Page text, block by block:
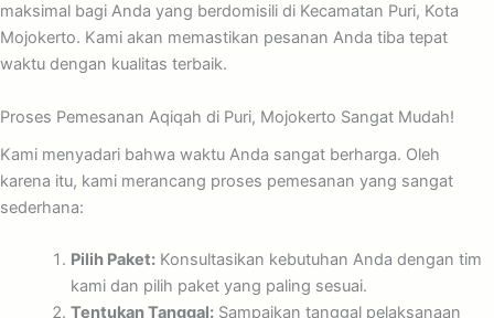
maksimal bagi Anda yang berdomisili di Kecamatan Puri, Kota
Mojokerto. Kami akan memastikan pesanan Anda tiba tepat
waktu dengan kualitas terbaik.
Proses Pemesanan Aqiqah di Puri, Mojokerto Sangat Mudah!
Kami menyadari bahwa waktu Anda sangat berharga. Oleh
karena itu, kami merancang proses pemesanan yang sangat
sederhana:
Pilih Paket:Konsultasikan kebutuhan Anda dengan tim
kami dan pilih paket yang paling sesuai.
Tentukan Tanggal:Sampaikan tanggal pelaksanaan